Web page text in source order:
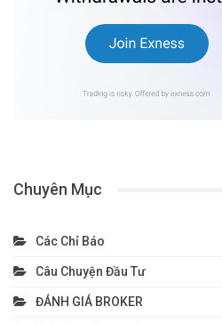
Chuyên Mục
Các Chỉ Báo
Câu Chuyện Đầu Tư
ĐÁNH GIÁ BROKER